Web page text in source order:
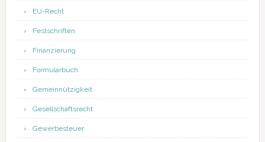
EU-Recht
Festschriften
Finanzierung
Formularbuch
Gemeinnützigkeit
Gesellschaftsrecht
Gewerbesteuer